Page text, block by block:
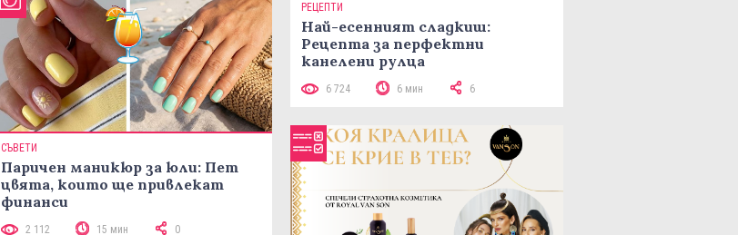
СЪВЕТИ
Паричен маникюр за юли: Пет
цвята, които ще привлекат
финанси
2 112 15 мин 0
РЕЦЕПТИ
Най-есенният сладкиш:
Рецепта за перфектни
канелени рулца
6 724 6 мин 6